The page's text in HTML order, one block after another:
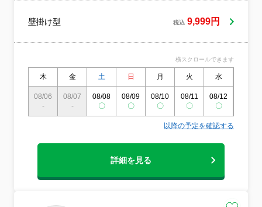
壁掛け型 税込 9,999円
横スクロールできます
木 金 土 日 月 火 水
08/06
-
08/07
-
08/08
〇
08/09
〇
08/10
〇
08/11
〇
08/12
〇
以降の予定を確認する
詳細を見る